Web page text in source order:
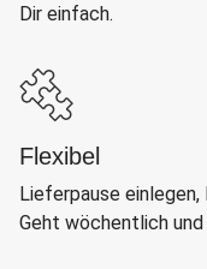
Dir einfach.
Flexibel
Lieferpause einlegen,
Geht wöchentlich